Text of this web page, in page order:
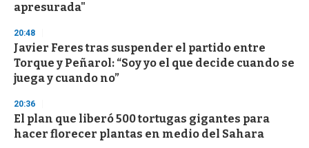
apresurada"
20:48
Javier Feres tras suspender el partido entre
Torque y Peñarol: “Soy yo el que decide cuando se
juega y cuando no”
20:36
El plan que liberó 500 tortugas gigantes para
hacer florecer plantas en medio del Sahara